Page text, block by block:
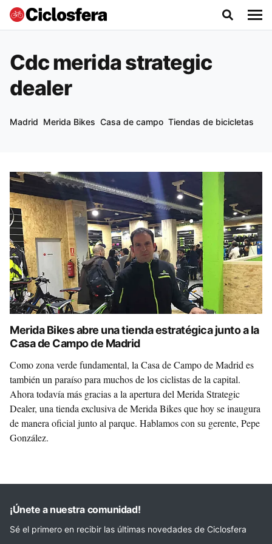
Cdc merida strategic
dealer
Madrid Merida Bikes Casa de campo Tiendas de bicicletas
Merida Bikes abre una tienda estratégica junto a la
Casa de Campo de Madrid
Como zona verde fundamental, la Casa de Campo de Madrid es
también un paraíso para muchos de los ciclistas de la capital.
Ahora todavía más gracias a la apertura del Merida Strategic
Dealer, una tienda exclusiva de Merida Bikes que hoy se inaugura
de manera oficial junto al parque. Hablamos con su gerente, Pepe
González.
¡Únete a nuestra comunidad!
Sé el primero en recibir las últimas novedades de Ciclosfera